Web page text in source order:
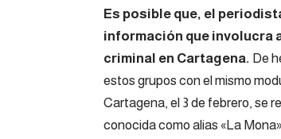
Es posible que, el
información que involucra
criminal en Cartagena. De
estos grupos con el mismo
Cartagena, el 3 de febrero, se
conocida como alias «La